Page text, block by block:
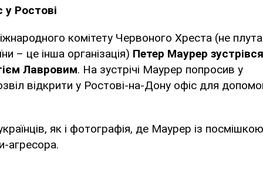
у Ростові
комітету Червоного Хреста (не
– це інша організація) Петер Маурер
Лавровим. На зустрічі Маурер попросив у
відкрити у Ростові-на-Дону офіс для
як і фотографія, де Маурер із
агресора.